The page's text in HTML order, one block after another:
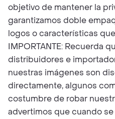
objetivo de mantener la
garantizamos doble
logos o características
IMPORTANTE: Recuerda
distribuidores e
nuestras imágenes son
directamente, algunos
costumbre de robar
advertimos que cuando